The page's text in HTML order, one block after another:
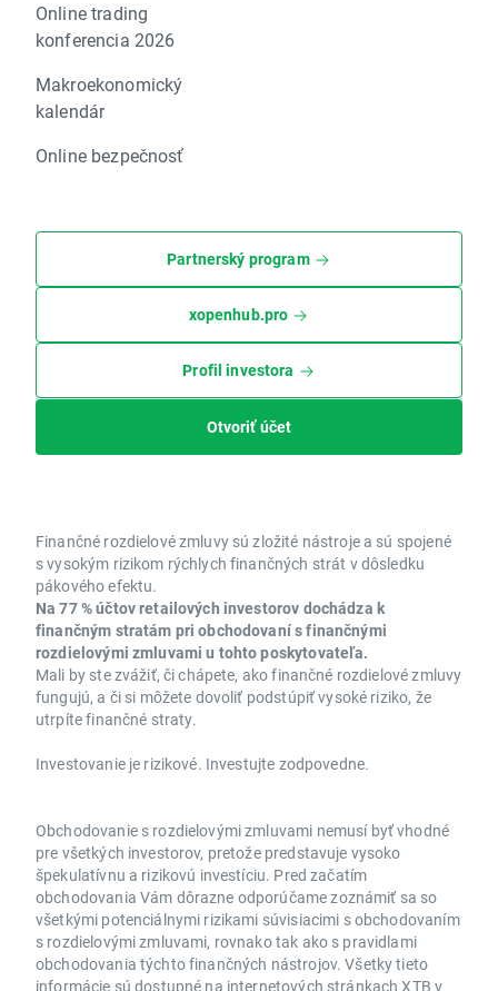
Online trading
konferencia 2026
Makroekonomický
kalendár
Online bezpečnosť
Partnerský program
xopenhub.pro
Profil investora
Otvoriť účet
Finančné rozdielové zmluvy sú zložité nástroje a sú spojené
s vysokým rizikom rýchlych finančných strát v dôsledku
pákového efektu.
Na 77 % účtov retailových investorov dochádza k
finančným stratám pri obchodovaní s finančnými
rozdielovými zmluvami u tohto poskytovateľa.
Mali by ste zvážiť, či chápete, ako finančné rozdielové zmluvy
fungujú, a či si môžete dovoliť podstúpiť vysoké riziko, že
utrpíte finančné straty.
Investovanie je rizikové. Investujte zodpovedne.
Obchodovanie s rozdielovými zmluvami nemusí byť vhodné
pre všetkých investorov, pretože predstavuje vysoko
špekulatívnu a rizikovú investíciu. Pred začatím
obchodovania Vám dôrazne odporúčame zoznámiť sa so
všetkými potenciálnymi rizikami súvisiacimi s obchodovaním
s rozdielovými zmluvami, rovnako tak ako s pravidlami
obchodovania týchto finančných nástrojov. Všetky tieto
informácie sú dostupné na internetových stránkach XTB v